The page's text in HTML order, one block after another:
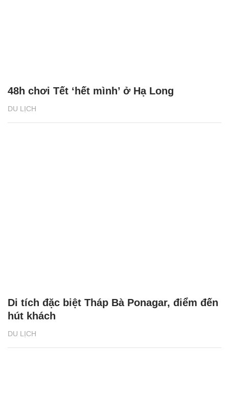
DU LỊCH
48h chơi Tết ‘hết mình’ ở Hạ Long
DU LỊCH
Di tích đặc biệt Tháp Bà Ponagar, điểm đến
hút khách